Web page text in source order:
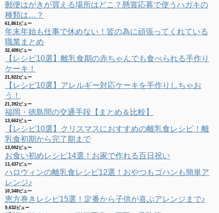
郵便はがきが買える場所はどこ？懸賞応募で使うハガキの
種類は…？
61,861ビュー
年末年始も仕事で休めない！皆の為に頑張ってくれている
職業まとめ
32,408ビュー
【レシピ10選】離乳食期の赤ちゃんでも食べられる手作り
ケーキ！
21,822ビュー
【レシピ10選】アレルギー対応ケーキを手作りしちゃお
う！
21,392ビュー
福岡・徳島間の交通手段【まとめ＆比較】
13,662ビュー
【レシピ10選】クリスマスにおすすめの離乳食レシピ！離
乳食初期から完了期まで
13,002ビュー
お食い初めレシピ14選！お家で作れる百日祝い
11,437ビュー
ハロウィンの離乳食レシピ12選！おやつもゴハンも簡単ア
レンジ♪
10,348ビュー
恵方巻きレシピ15選！定番から子供が喜ぶアレンジまで♪
9,632ビュー